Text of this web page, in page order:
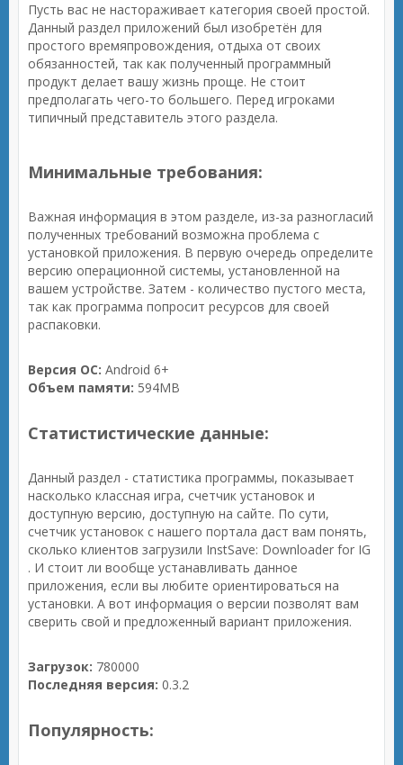
Пусть вас не настораживает категория своей простой.
Данный раздел приложений был изобретён для
простого времяпровождения, отдыха от своих
обязанностей, так как полученный программный
продукт делает вашу жизнь проще. Не стоит
предполагать чего-то большего. Перед игроками
типичный представитель этого раздела.
Минимальные требования:
Важная информация в этом разделе, из-за разногласий
полученных требований возможна проблема с
установкой приложения. В первую очередь определите
версию операционной системы, установленной на
вашем устройстве. Затем - количество пустого места,
так как программа попросит ресурсов для своей
распаковки.
Версия ОС: Android 6+
Объем памяти: 594MB
Статистистические данные:
Данный раздел - статистика программы, показывает
насколько классная игра, счетчик установок и
доступную версию, доступную на сайте. По сути,
счетчик установок с нашего портала даст вам понять,
сколько клиентов загрузили InstSave: Downloader for IG
. И стоит ли вообще устанавливать данное
приложения, если вы любите ориентироваться на
установки. А вот информация о версии позволят вам
сверить свой и предложенный вариант приложения.
Загрузок: 780000
Последняя версия: 0.3.2
Популярность: